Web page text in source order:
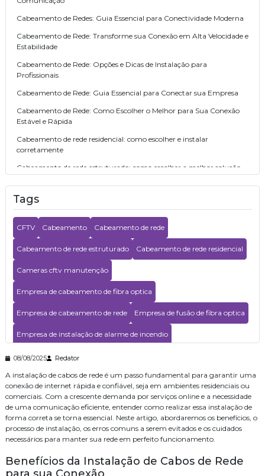
08/08/2025 Redator
A instalação de cabos de rede é um passo fundamental para garantir uma
conexão de internet rápida e confiável, seja em ambientes residenciais ou
comerciais. Com a crescente demanda por serviços online e a necessidade
de uma comunicação eficiente, entender como realizar essa instalação de
forma correta se torna essencial. Neste artigo, abordaremos os benefícios, o
processo de instalação, os erros comuns a serem evitados e os cuidados
necessários para manter sua rede em perfeito funcionamento.
Benefícios da Instalação de Cabos de Rede
Cabeamento de Redes: Guia Essencial para Conectividade Moderna
Cabeamento de Rede: Transforme sua Conexão em Alta Velocidade e
Estabilidade
Cabeamento de Rede: Opções e Dicas de Instalação para
Profissionais
Cabeamento de Rede: Guia Essencial para Conectar sua Empresa
Cabeamento de Rede: Como Escolher o Melhor para Sua Conexão
Estável e Rápida
Cabeamento de rede residencial: como escolher e instalar
corretamente
Cabeamento de rede estruturado: como escolher a melhor solução
Cabeamento de Rede Essencial: Dicas para Garantir Conectividade
Segura e Eficiente no Seu Negócio
Automação Residencial: Transforme Seu Lar em um Espaço
Inteligente e Confortável
Aprenda tudo sobre instalação e manutenção de alarme de incêndio
Tags
CFTV Cabeamento Cabeamento de rede
Cabeamento de rede estruturado Cabeamento de rede residencial
Cameras cftv manutenção
Empresa de cabeamento de fibra optica
Empresa de cabeamento de rede Empresa de fusão de fibra optica
Empresa de instalação de alarme de incendio
Empresa de instalação de wifi
Empresa de segurança eletrônica Empresa especializada em cftv
Empresas de consultoria de tecnologia
Instalacao de central de pabx Instalação
Instalação cabeamento de rede Instalação contral telefonica
Instalação de cameras de monitoramento